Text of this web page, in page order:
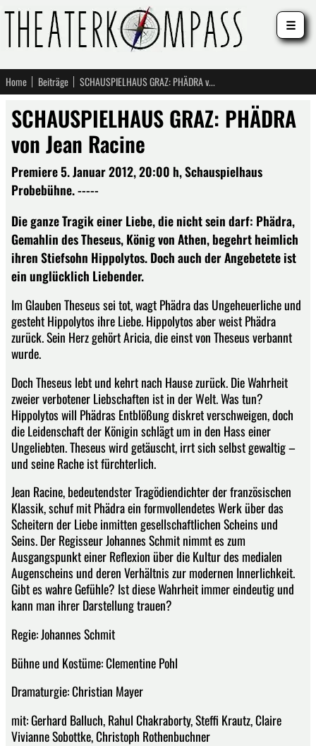
Home Beiträge SCHAUSPIELHAUS GRAZ: PHÄDRA von Jean Racine
SCHAUSPIELHAUS GRAZ: PHÄDRA
von Jean Racine
Premiere 5. Januar 2012, 20:00 h, Schauspielhaus
Probebühne. -----
Die ganze Tragik einer Liebe, die nicht sein darf: Phädra,
Gemahlin des Theseus, König von Athen, begehrt heimlich
ihren Stiefsohn Hippolytos. Doch auch der Angebetete ist
ein unglücklich Liebender.
Im Glauben Theseus sei tot, wagt Phädra das Ungeheuerliche und
gesteht Hippolytos ihre Liebe. Hippolytos aber weist Phädra
zurück. Sein Herz gehört Aricia, die einst von Theseus verbannt
wurde.
Doch Theseus lebt und kehrt nach Hause zurück. Die Wahrheit
zweier verbotener Liebschaften ist in der Welt. Was tun?
Hippolytos will Phädras Entblößung diskret verschweigen, doch
die Leidenschaft der Königin schlägt um in den Hass einer
Ungeliebten. Theseus wird getäuscht, irrt sich selbst gewaltig –
und seine Rache ist fürchterlich.
Jean Racine, bedeutendster Tragödiendichter der französischen
Klassik, schuf mit Phädra ein formvollendetes Werk über das
Scheitern der Liebe inmitten gesellschaftlichen Scheins und
Seins. Der Regisseur Johannes Schmit nimmt es zum
Ausgangspunkt einer Reflexion über die Kultur des medialen
Augenscheins und deren Verhältnis zur modernen Innerlichkeit.
Gibt es wahre Gefühle? Ist diese Wahrheit immer eindeutig und
kann man ihrer Darstellung trauen?
Regie: Johannes Schmit
Bühne und Kostüme: Clementine Pohl
Dramaturgie: Christian Mayer
mit: Gerhard Balluch, Rahul Chakraborty, Steffi Krautz, Claire
Vivianne Sobottke, Christoph Rothenbuchner
☰